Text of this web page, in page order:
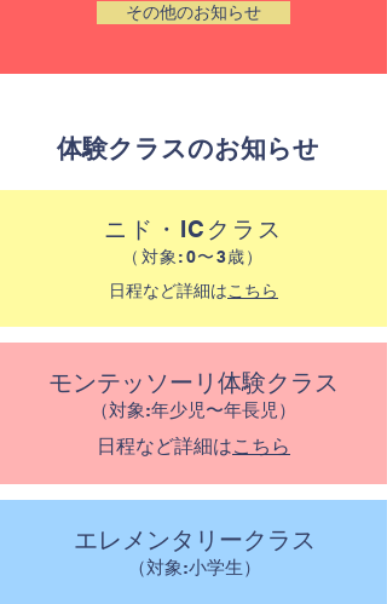
その他のお知らせ
体験クラスのお知らせ
ニド・IC クラス
（対象:0〜3歳）​
日程など詳細はこちら
モンテッソーリ体験クラス
​（対象:年少児〜年長児）
日程など詳細はこちら
​エレメンタリークラス
​（対象:小学生）